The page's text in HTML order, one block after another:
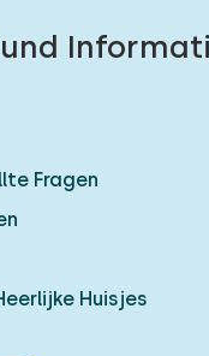
Fragen
Huisjes